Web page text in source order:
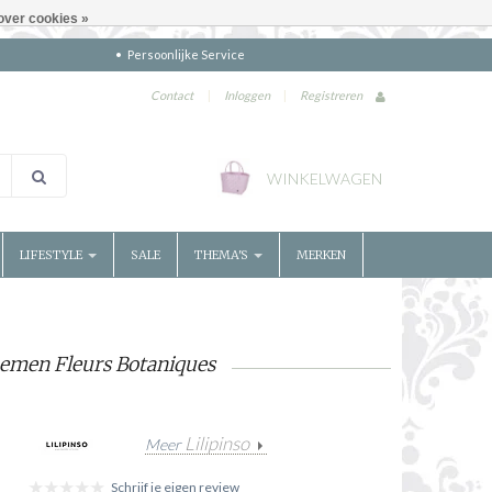
Persoonlijke Service
Contact | Inloggen | Registreren
WINKELWAGEN
LIFESTYLE SALE THEMA'S MERKEN
Fleurs Botaniques
Meer Lilipinso
Schrijf je eigen review
cookies »